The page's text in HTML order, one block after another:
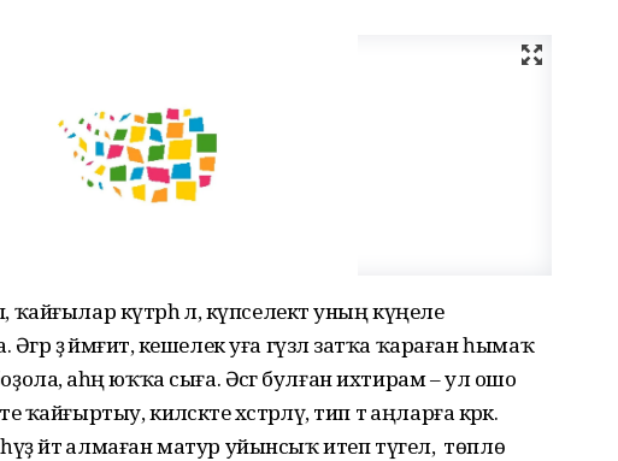
күтәрһә лә, күпселектә уның күңеле
ҙә йәмғиәт, кешелек уға гүзәл затҡа ҡараған һымаҡ
аһәң юҡҡа сыға. Әсәгә булған ихтирам – ул ошо
киләсәкте хәстәрләү, тип тә аңларға кәрәк.
әйтә алмаған матур уйынсыҡ итеп түгел, ә төплө